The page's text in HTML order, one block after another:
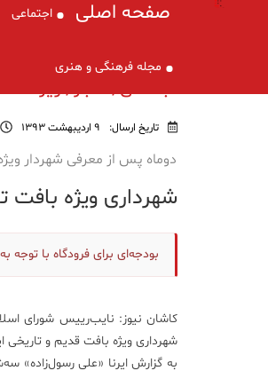
صفحه اصلی اجتماعی
مجله فرهنگی و هنری
اجتماعی , اخبار , ویژه
تاریخ ارسال: 9 اردیبهشت 1393
دوماه پس از معرفی شهردار
شهرداری ویژه بافت
بودجه‌ای برای فرودگاه با
کاشان نیوز: نایب‌رییس شورای
شهرداری ویژه بافت قدیم و تاریخی